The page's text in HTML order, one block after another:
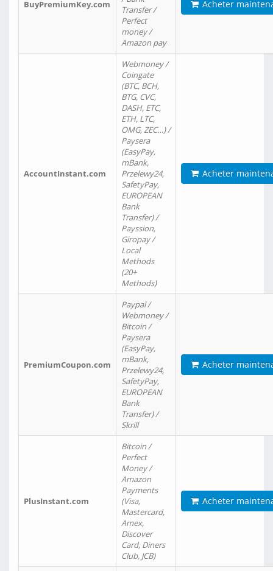
BuyPremiumKey.com
Transfer /
Perfect
money /
Amazon pay
Acheter
AccountInstant.com
Webmoney /
Coingate
(BTC, BCH,
BTG, CVC,
DASH, ETC,
ETH, LTC,
OMG, ZEC…) /
Paysera
(EasyPay,
mBank,
Przelewy24,
SafetyPay,
EUROPEAN
Bank
Transfer) /
Payssion,
Giropay /
Local
Methods
(20+
Methods)
Acheter
PremiumCoupon.com
Paypal /
Webmoney /
Bitcoin /
Paysera
(EasyPay,
mBank,
Przelewy24,
SafetyPay,
EUROPEAN
Bank
Transfer) /
Skrill
Acheter
PlusInstant.com
Bitcoin /
Perfect
Money /
Amazon
Payments
(Visa,
Mastercard,
Amex,
Discover
Card, Diners
Club, JCB)
Acheter